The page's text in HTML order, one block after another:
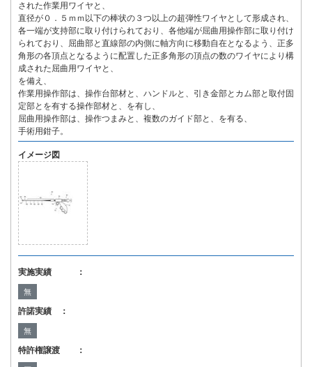
された作業用ワイヤと、
直径が０．５ｍｍ以下の棒状の３つ以上の超弾性ワイヤとして形成され、
各一端が支持部に取り付けられており、各他端が屈曲用操作部に取り付け
られており、屈曲部と直線部の内側に軸方向に移動自在となるよう、正多
角形の各頂点となるように配置した正多角形の頂点の数のワイヤにより構
成された屈曲用ワイヤと、
を備え、
作業用操作部は、操作台部材と、ハンドルと、引き金部とカム部と取付固
定部とを有する操作部材と、を有し、
屈曲用操作部は、操作つまみと、複数のガイド部と、を有る、
手術用鉗子。
イメージ図
実施実績 ：
無
許諾実績 ：
無
特許権譲渡 ：